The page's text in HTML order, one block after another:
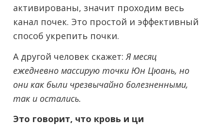
активированы, значит проходим весь
канал почек. Это простой и эффективный
способ укрепить почки.
А другой человек скажет: Я месяц
ежедневно массирую точки Юн Цюань, но
они как были чрезвычайно болезненными,
так и остались.
Это говорит, что кровь и ци